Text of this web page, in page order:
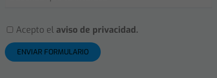
Acepto el aviso de privacidad.
ENVIAR FORMULARIO